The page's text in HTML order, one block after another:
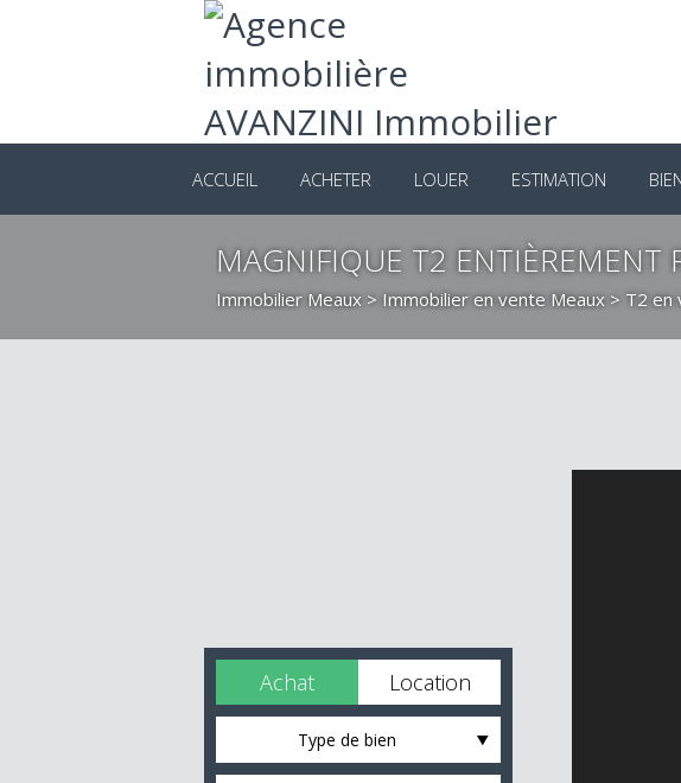
ACCUEIL ACHETER LOUER ESTIMATION
MAGNIFIQUE T2 ENTIÈREMENT
Immobilier Meaux > Immobilier en vente Meaux > T2 en
Achat Location
Type de bien